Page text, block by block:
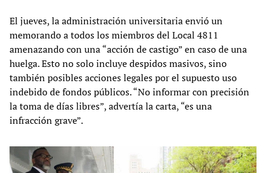
El jueves, la administración universitaria envió un
memorando a todos los miembros del Local 4811
amenazando con una “acción de castigo” en caso de una
huelga. Esto no solo incluye despidos masivos, sino
también posibles acciones legales por el supuesto uso
indebido de fondos públicos. “No informar con precisión
la toma de días libres”, advertía la carta, “es una
infracción grave”.